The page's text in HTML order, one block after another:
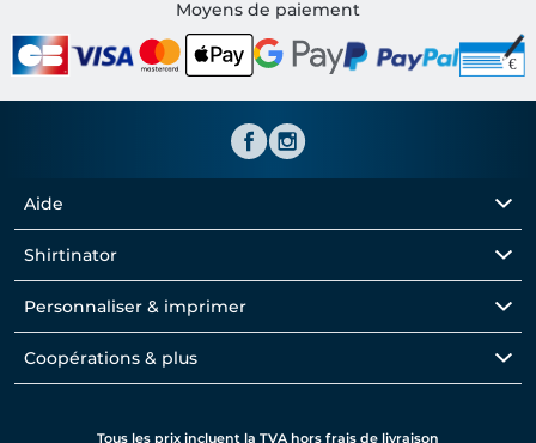
Shirtinator FR
Moyens de paiement
Aide
Shirtinator
Personnaliser & imprimer
Coopérations & plus
Tous les prix incluent la TVA hors frais de livraison